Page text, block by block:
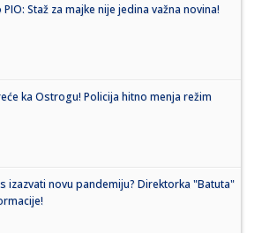
Staž za majke nije jedina važna novina!
ka Ostrogu! Policija hitno menja režim
izazvati novu pandemiju? Direktorka "Batuta"